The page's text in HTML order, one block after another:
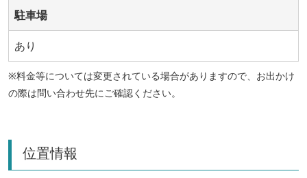
駐車場
あり
※料金等については変更されている場合がありますので、お出かけ
の際は問い合わせ先にご確認ください。
位置情報